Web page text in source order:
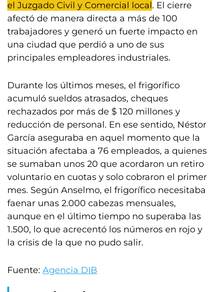
el Juzgado Civil y Comercial local. El cierre
afectó de manera directa a más de 100
trabajadores y generó un fuerte impacto en
una ciudad que perdió a uno de sus
principales empleadores industriales.
Durante los últimos meses, el frigorífico
acumuló sueldos atrasados, cheques
rechazados por más de $ 120 millones y
reducción de personal. En ese sentido, Néstor
García aseguraba en aquel momento que la
situación afectaba a 76 empleados, a quienes
se sumaban unos 20 que acordaron un retiro
voluntario en cuotas y solo cobraron el primer
mes. Según Anselmo, el frigorífico necesitaba
faenar unas 2.000 cabezas mensuales,
aunque en el último tiempo no superaba las
1.500, lo que acrecentó los números en rojo y
la crisis de la que no pudo salir.
Fuente: Agencia DIB